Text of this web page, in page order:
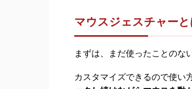
マウスジェスチャーと
まずは、まだ使ったことのな
カスタマイズできるので使い